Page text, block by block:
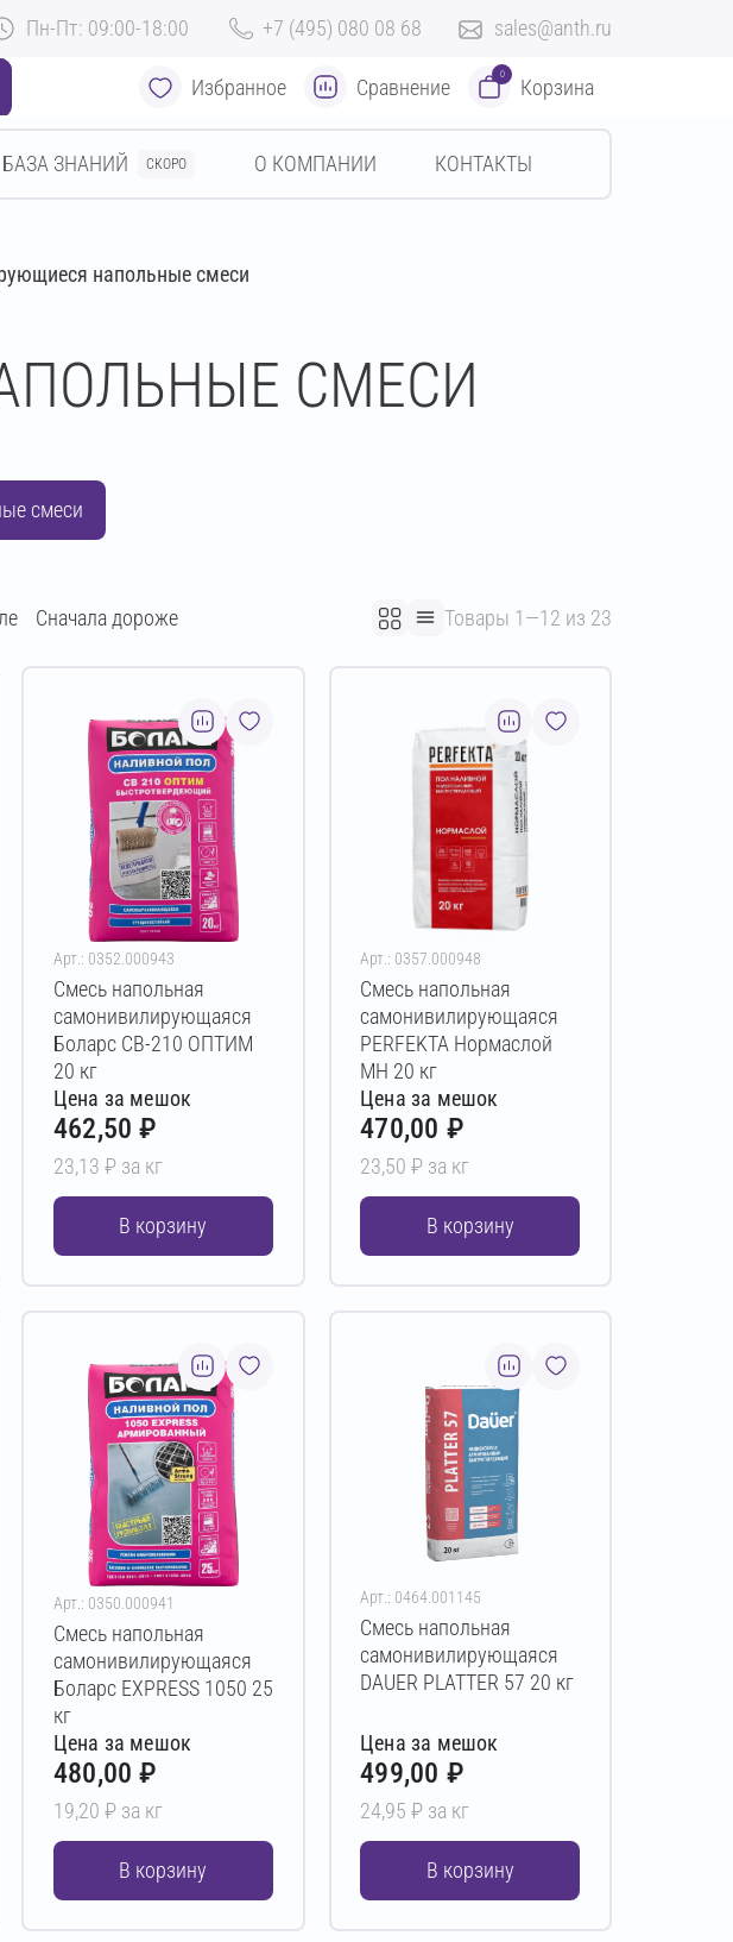
Пн-Пт: 09:00-18:00 +7 (495) 080 08 68 sales@anth.ru
Избранное Сравнение
0
Корзина
БАЗА ЗНАНИЙ СКОРО О КОМПАНИИ КОНТАКТЫ
напольные смеси
СМЕСИ
смеси
Сначала дороже Товары 1—12 из 23
Арт.: 0352.000943
Смесь напольная
самонивилирующаяся
Боларс СВ-210 ОПТИМ
20 кг
Цена за мешок
462,50 ₽
23,13 ₽ за кг
В корзину
Арт.: 0357.000948
Смесь напольная
самонивилирующаяся
PERFEKTA Нормаслой
МН 20 кг
Цена за мешок
470,00 ₽
23,50 ₽ за кг
В корзину
Арт.: 0350.000941
Смесь напольная
самонивилирующаяся
Боларс EXPRESS 1050 25
кг
Цена за мешок
480,00 ₽
19,20 ₽ за кг
В корзину
Арт.: 0464.001145
Смесь напольная
самонивилирующаяся
DAUER PLATTER 57 20 кг
Цена за мешок
499,00 ₽
24,95 ₽ за кг
В корзину